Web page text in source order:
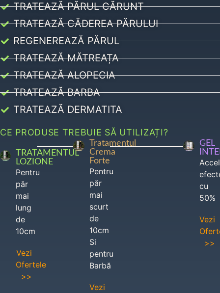
TRATEAZĂ PĂRUL CĂRUNT
TRATEAZĂ CĂDEREA PĂRULUI
REGENEREAZĂ PĂRUL
TRATEAZĂ MĂTREAȚA
TRATEAZĂ ALOPECIA
TRATEAZĂ BARBA
TRATEAZĂ DERMATITA
CE PRODUSE TREBUIE SĂ UTILIZAȚI?
TRATAMENTUL
LOZIONE
Pentru
păr
mai
lung
de
10cm
Vezi
Ofertele
>>
Tratamentul
Crema
Forte
Pentru
păr
mai
scurt
de
10cm
Si
pentru
Barbă
Vezi
GEL
cu
50%
Vezi
>>